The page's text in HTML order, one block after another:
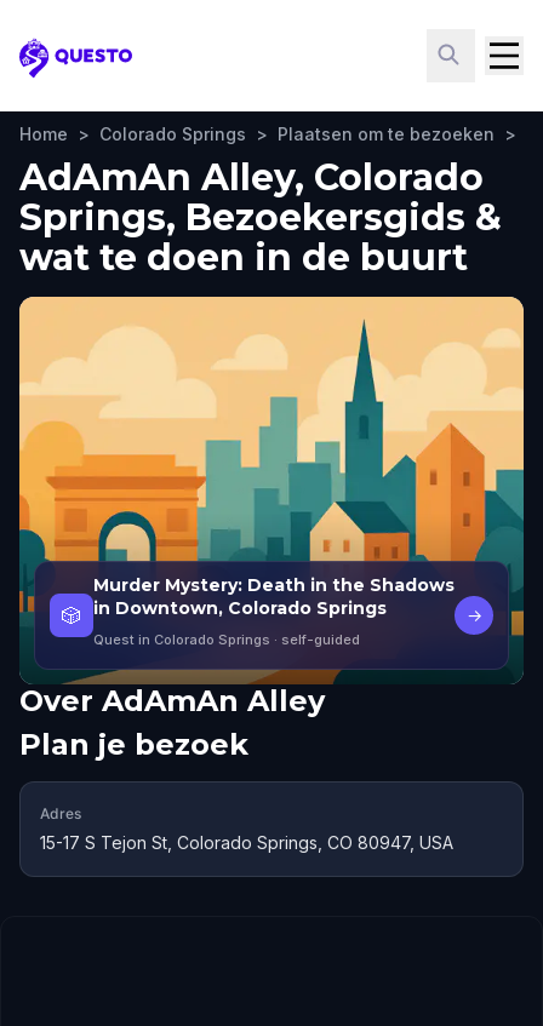
Questo
Home > Colorado Springs > Plaatsen om te bezoeken >
AdAmAn Alley, Colorado
Springs, Bezoekersgids &
wat te doen in de buurt
🎲
Murder Mystery: Death in the Shadows
in Downtown, Colorado Springs
Quest in Colorado Springs · self-guided
→
Over AdAmAn Alley
Plan je bezoek
Adres
15-17 S Tejon St, Colorado Springs, CO 80947, USA